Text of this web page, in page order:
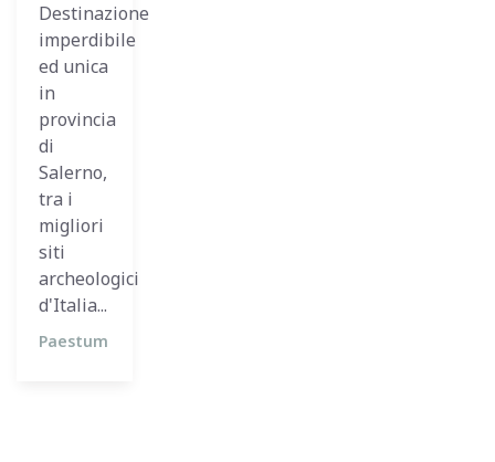
Destinazione
imperdibile
ed unica
in
provincia
di
Salerno,
tra i
migliori
siti
archeologici
d'Italia...
Paestum